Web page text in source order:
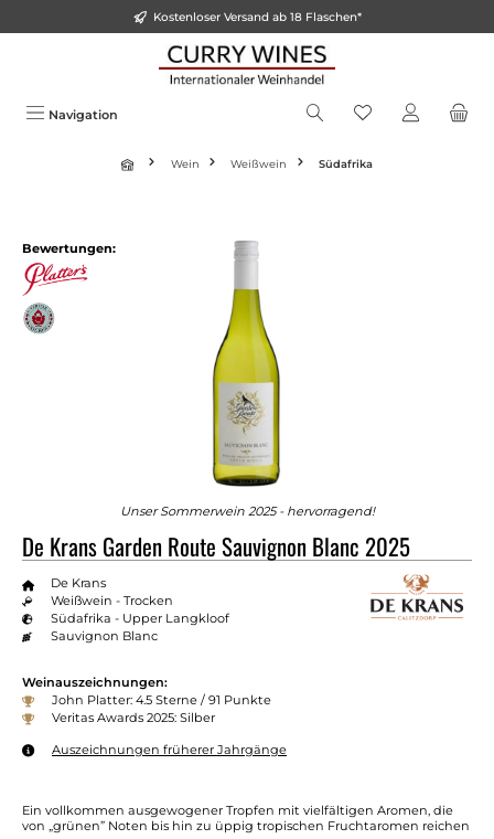
Kostenloser Versand ab 18 Flaschen*
Navigation
Wein Weißwein Südafrika
Bildergalerie überspringen
Bewertungen:
Unser Sommerwein 2025 - hervorragend!
De Krans Garden Route Sauvignon Blanc 2025
De Krans
Weißwein - Trocken
Südafrika - Upper Langkloof
Sauvignon Blanc
Weinauszeichnungen:
John Platter: 4.5 Sterne / 91 Punkte
Veritas Awards 2025: Silber
Auszeichnungen früherer Jahrgänge
Ein vollkommen ausgewogener Tropfen mit vielfältigen Aromen, die
von „grünen” Noten bis hin zu üppig tropischen Fruchtaromen reichen